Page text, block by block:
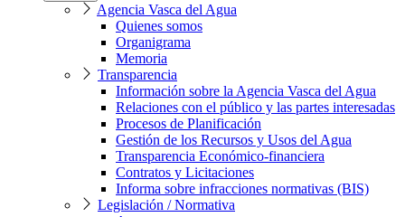
Agencia Vasca del Agua
Quienes somos
Organigrama
Memoria
Transparencia
Información sobre la Agencia Vasca del Agua
Relaciones con el público y las partes interesadas
Procesos de Planificación
Gestión de los Recursos y Usos del Agua
Transparencia Económico-financiera
Contratos y Licitaciones
Informa sobre infracciones normativas (BIS)
Legislación / Normativa